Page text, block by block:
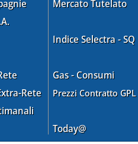
Rete
Mercato Tutelato
Indice Selectra - SQ
Gas - Consumi
Prezzi Contratto GPL
Today@